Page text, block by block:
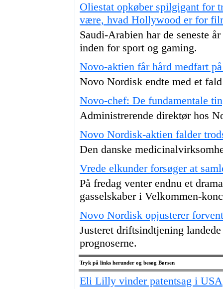
Oliestat opkøber spilgigant for
være, hvad Hollywood er for
Saudi-Arabien har de seneste
inden for sport og gaming.
Novo-aktien får hård medfart
Novo Nordisk endte med et
Novo-chef: De fundamentale
Administrerende direktør hos
Novo Nordisk-aktien falder
Den danske
Vrede elkunder forsøger at
På fredag venter endnu et
gasselskaber i Velkommen-
Novo Nordisk opjusterer
Justeret driftsindtjening
prognoserne.
Tryk på links herunder og besøg Børsen
Eli Lilly vinder patentsag i USA